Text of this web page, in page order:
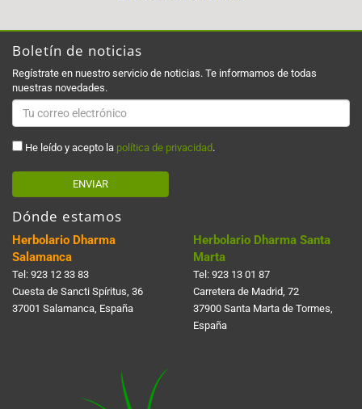
Boletín de noticias
Regístrate en nuestro servicio de noticias. Te informamos de todas
nuestras novedades.
He leído y acepto la política de privacidad .
ENVIAR
Dónde estamos
Herbolario Dharma
Salamanca
Tel: 923 12 33 83
Cuesta de Sancti Spí­ritus, 36
37001 Salamanca, España
Herbolario Dharma Santa
Marta
Tel: 923 13 01 87
Carretera de Madrid, 72
37900 Santa Marta de Tormes,
España